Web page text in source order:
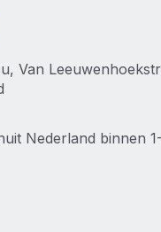
Van
Nederland binnen